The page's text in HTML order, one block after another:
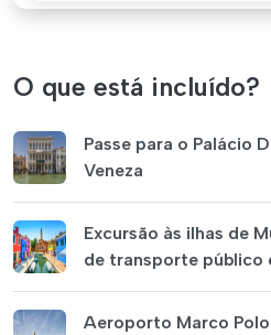
O que está incluído?
Passe para o Palácio
Veneza
Excursão às ilhas de
de transporte público
Aeroporto Marco